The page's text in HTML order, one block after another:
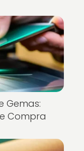
Gemas:
Compra